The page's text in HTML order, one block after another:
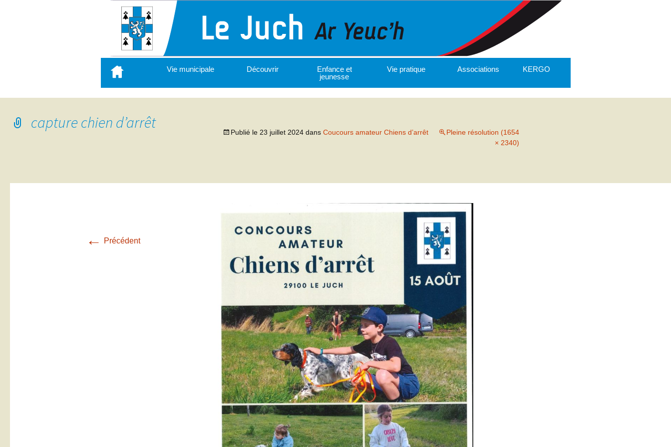
contenu
principal
Vie municipale Découvrir
Enfance et
jeunesse
Vie pratique Associations KERGO
capture chien d’arrêt
Publié le 23 juillet 2024 dans Coucours amateur Chiens d’arrêt
Pleine résolution (1654
× 2340)
← Précédent